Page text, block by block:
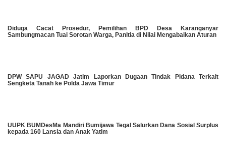
Diduga Cacat Prosedur, Pemilihan BPD Desa Karanganyar
Sambungmacan Tuai Sorotan Warga, Panitia di Nilai Mengabaikan Aturan
DPW SAPU JAGAD Jatim Laporkan Dugaan Tindak Pidana Terkait
Sengketa Tanah ke Polda Jawa Timur
UUPK BUMDesMa Mandiri Bumijawa Tegal Salurkan Dana Sosial Surplus
kepada 160 Lansia dan Anak Yatim